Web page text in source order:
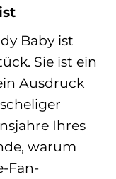
Baby ist
Sie ist ein
Ausdruck
Ihres
warum
Fan-